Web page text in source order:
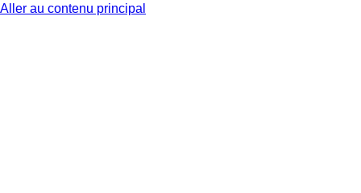
Aller au contenu principal